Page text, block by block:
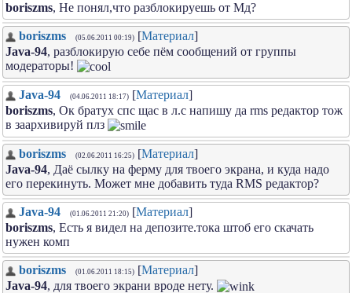
boriszms, Не понял,что разблокируешь от Мд?
boriszms (05.06.2011 00:19) [Материал]
Java-94, разблокирую себе пём сообщений от группы
модераторы!
Java-94 (04.06.2011 18:17) [Материал]
boriszms, Ок братух спс щас в л.с напишу да rms редактор тож
в заархивируй плз
boriszms (02.06.2011 16:25) [Материал]
Java-94, Даё сылку на ферму для твоего экрана, и куда надо
его перекинуть. Может мне добавить туда RMS редактор?
Java-94 (01.06.2011 21:20) [Материал]
boriszms, Есть я видел на депозите.тока штоб его скачать
нужен комп
boriszms (01.06.2011 18:15) [Материал]
Java-94, для твоего экрани вроде нету.